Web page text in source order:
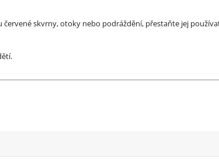
skvrny, otoky nebo podráždění, přestaňte jej